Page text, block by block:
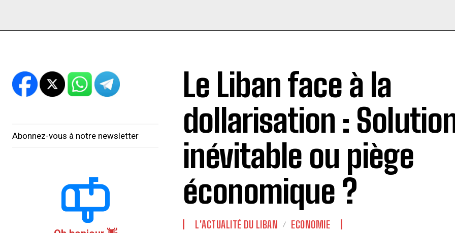
Abonnez-vous à notre newsletter
Le Liban face à la
dollarisation :
inévitable ou piège
économique ?
L'ACTUALITÉ DU LIBAN ECONOMIE